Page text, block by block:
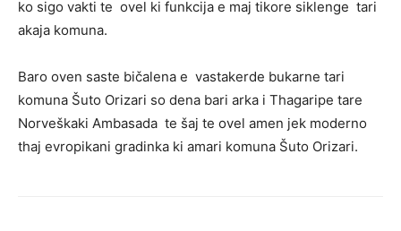
ko sigo vakti te ovel ki funkcija e maj tikore siklenge tari
akaja komuna.
Baro oven saste bičalena e vastakerde bukarne tari
komuna Šuto Orizari so dena bari arka i Thagaripe tare
Norveškaki Ambasada te šaj te ovel amen jek moderno
thaj evropikani gradinka ki amari komuna Šuto Orizari.